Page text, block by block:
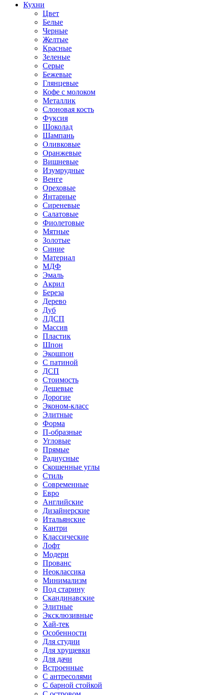
Кухни
Цвет
Белые
Черные
Желтые
Красные
Зеленые
Серые
Бежевые
Глянцевые
Кофе с молоком
Металлик
Слоновая кость
Фуксия
Шоколад
Шампань
Оливковые
Оранжевые
Вишневые
Изумрудные
Венге
Ореховые
Янтарные
Сиреневые
Салатовые
Фиолетовые
Мятные
Золотые
Синие
Материал
МДФ
Эмаль
Акрил
Береза
Дерево
Дуб
ЛДСП
Массив
Пластик
Шпон
Экошпон
С патиной
ДСП
Стоимость
Дешевые
Дорогие
Эконом-класс
Элитные
Форма
П-образные
Угловые
Прямые
Радиусные
Скошенные углы
Стиль
Современные
Евро
Английские
Дизайнерские
Итальянские
Кантри
Классические
Лофт
Модерн
Прованс
Неоклассика
Минимализм
Под старину
Скандинавские
Элитные
Эксклюзивные
Хай-тек
Особенности
Для студии
Для хрущевки
Для дачи
Встроенные
С антресолями
С барной стойкой